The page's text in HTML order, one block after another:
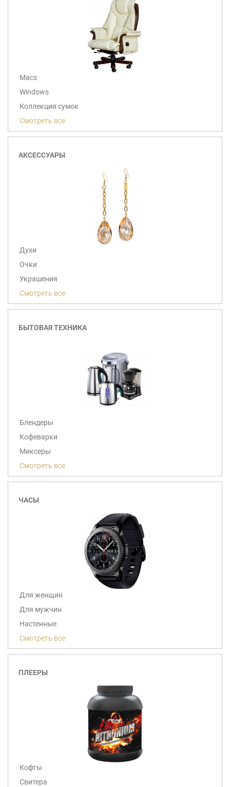
Macs
Windows
Коллекция сумок
Смотреть все
АКСЕССУАРЫ
Духи
Очки
Украшения
Смотреть все
БЫТОВАЯ ТЕХНИКА
Блендеры
Кофеварки
Миксеры
Смотреть все
ЧАСЫ
Для женщин
Для мужчин
Настенные
Смотреть все
ПЛЕЕРЫ
Кофты
Свитера